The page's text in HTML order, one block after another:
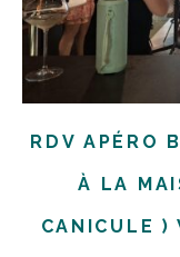
RDV APÉRO
À LA
CANICULE )